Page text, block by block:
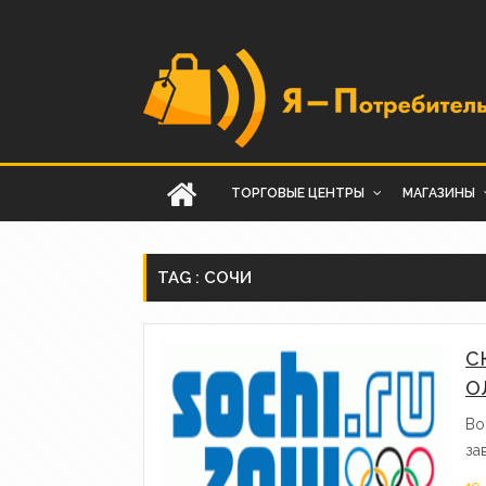
ТОРГОВЫЕ ЦЕНТРЫ МАГАЗИНЫ
TAG : СОЧИ